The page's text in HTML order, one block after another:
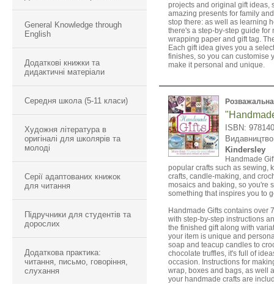
General Knowledge through
English
Додаткові книжки та
дидактичні матеріали
Середня школа (5-11 класи)
Художня література в
оригіналі для школярів та
молоді
Серії адаптованих книжок
для читання
Підручники для студентів та
дорослих
Додаткова практика:
читання, письмо, говоріння,
слухання
projects and original gift ideas,
amazing presents for family
stop there: as well as learning
there's a step-by-step guide for
wrapping paper and gift tag.
Each gift idea gives you a
finishes, so you can customise
make it personal and unique.
ISBN:
Kindersley
Handmade
popular crafts such as sewing,
crafts, candle-making, and
mosaics and baking, so you're
something that inspires you to
Handmade Gifts contains over
with step-by-step instructions
the finished gift along with
your item is unique and
soap and teacup candles to
chocolate truffles, it's full of
occasion. Instructions for
wrap, boxes and bags, as well
your handmade crafts are